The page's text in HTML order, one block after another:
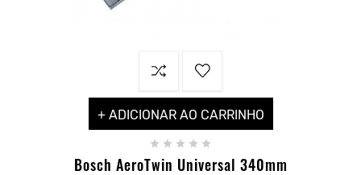
+ ADICIONAR AO CARRINHO
    
Bosch AeroTwin Universal 340mm